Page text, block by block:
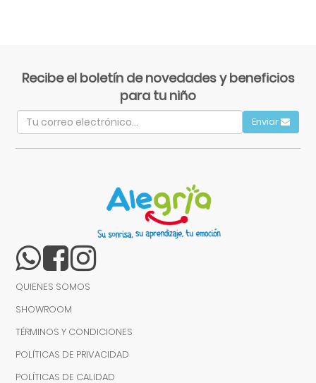
Recibe el boletín de novedades y beneficios
para tu niño
Enviar
QUIENES SOMOS
SHOWROOM
TÉRMINOS Y CONDICIONES
POLÍTICAS DE PRIVACIDAD
POLÍTICAS DE CALIDAD